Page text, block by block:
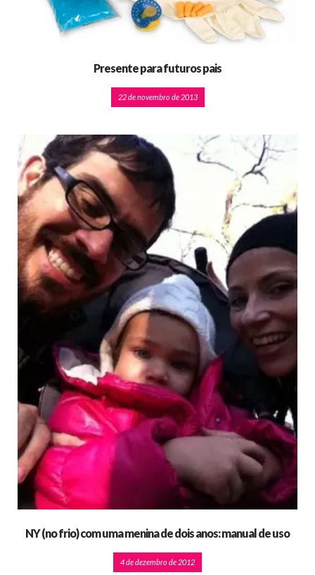
Presente para futuros pais
22 de novembro de 2013
NY (no frio) com uma menina de dois anos: manual de uso
4 de dezembro de 2012